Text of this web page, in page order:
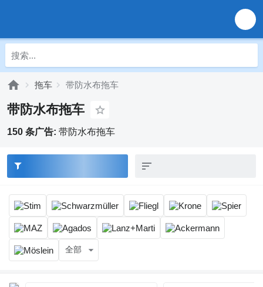
拖车 带防水布拖车
带防水布拖车
150 条广告: 带防水布拖车
全部